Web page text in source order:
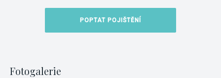
POPTAT POJIŠTĚNÍ
Fotogalerie